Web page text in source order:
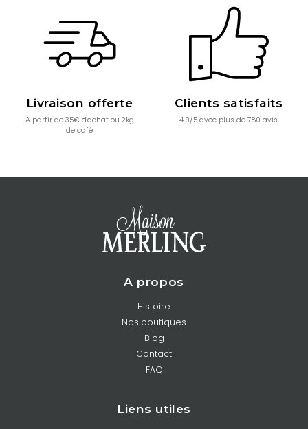
Livraison offerte
A partir de 35€ d'achat ou 2kg
de café
Clients satisfaits
4.9/5 avec plus de 780 avis
A propos
Histoire
Nos boutiques
Blog
Contact
FAQ
Liens utiles